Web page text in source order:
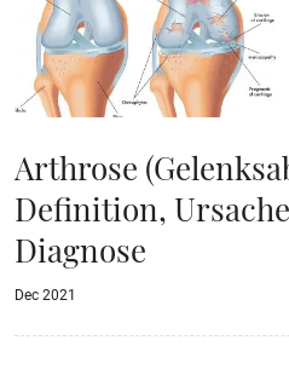
Arthrose
Definition,
Diagnose
Dec 2021